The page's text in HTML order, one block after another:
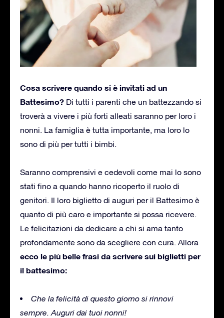
Cosa scrivere quando si è invitati ad un
Battesimo? Di tutti i parenti che un battezzando si
troverà a vivere i più forti alleati saranno per loro i
nonni. La famiglia è tutta importante, ma loro lo
sono di più per tutti i bimbi.
Saranno comprensivi e cedevoli come mai lo sono
stati fino a quando hanno ricoperto il ruolo di
genitori. Il loro biglietto di auguri per il Battesimo è
quanto di più caro e importante si possa ricevere.
Le felicitazioni da dedicare a chi si ama tanto
profondamente sono da scegliere con cura. Allora
ecco le più belle frasi da scrivere sui biglietti per
il battesimo:
Che la felicità di questo giorno si rinnovi
sempre. Auguri dai tuoi nonni!